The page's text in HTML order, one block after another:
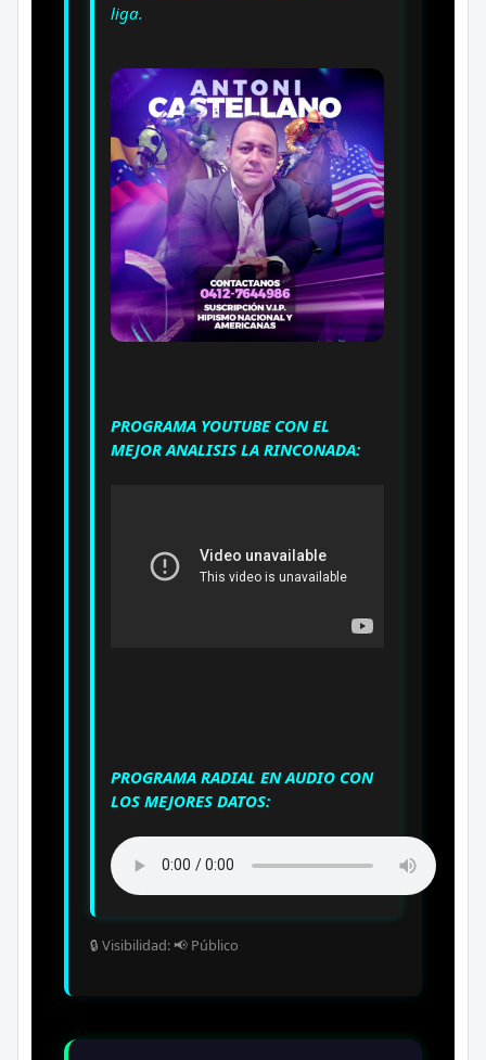
liga.
PROGRAMA YOUTUBE CON EL
MEJOR ANALISIS LA RINCONADA:
PROGRAMA RADIAL EN AUDIO CON
LOS MEJORES DATOS:
🔒 Visibilidad: 📢 Público